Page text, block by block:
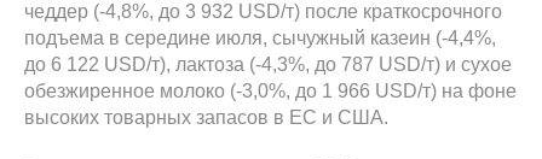
чеддер (-4,8%, до 3 932 USD/т) после краткосрочного
подъема в середине июля, сычужный казеин (-4,4%,
до 6 122 USD/т), лактоза (-4,3%, до 787 USD/т) и сухое
обезжиренное молоко (-3,0%, до 1 966 USD/т) на фоне
высоких товарных запасов в ЕС и США.